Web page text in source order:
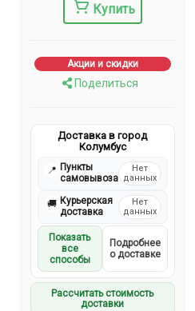
Купить
Акции и скидки
Поделиться
Доставка в город
Колумбус
📍 Пункты
самовывоза
Нет
данных
🚚 Курьерская
доставка
Нет
данных
Показать
все
способы
Подробнее
о доставке
Рассчитать стоимость
доставки